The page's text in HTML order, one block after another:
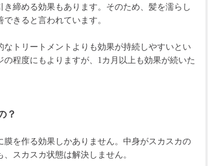
締める効果もあります。そのため、髪を濡らし
きると言われています。
トリートメントよりも効果が持続しやすいとい
程度にもよりますが、1カ月以上も効果が続いた
？
を作る効果しかありません。中身がスカスカの
スカスカ状態は解決しません。